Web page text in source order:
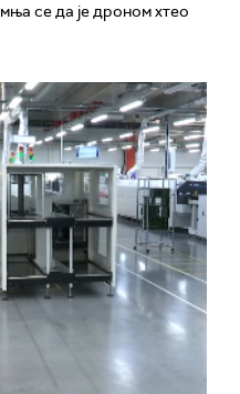
се да је дроном хтео